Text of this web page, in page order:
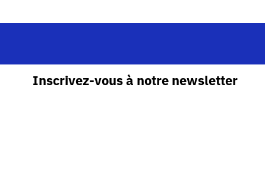
Inscrivez-vous à notre newsletter